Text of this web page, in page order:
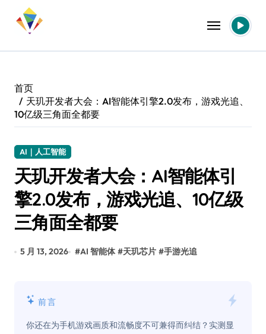
首页
天玑开发者大会：AI智能体引擎2.0发布，游戏光追、
10亿级三角面全都要
AI｜人工智能
天玑开发者大会：AI智能体引
擎2.0发布，游戏光追、10亿级
三角面全都要
5 月 13, 2026 #AI 智能体 #天玑芯片 #手游光追
前言
你还在为手机游戏画质和流畅度不可兼得而纠结？实测显